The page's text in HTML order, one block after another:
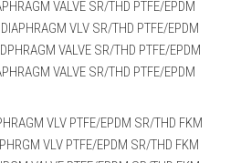
VALVE SR/THD PTFE/EPDM
VLV SR/THD PTFE/EPDM
VALVE SR/THD PTFE/EPDM
VALVE SR/THD PTFE/EPDM
VLV PTFE/EPDM SR/THD FKM
VLV PTFE/EPDM SR/THD FKM